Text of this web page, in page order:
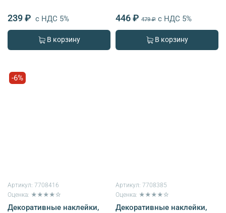
239 ₽ с НДС 5%
В корзину
446 ₽ 479 ₽ с НДС 5%
В корзину
-6%
Артикул: 7708416
Оценка: ★★★★☆
Декоративные наклейки,
Артикул: 7708385
Оценка: ★★★★☆
Декоративные наклейки,